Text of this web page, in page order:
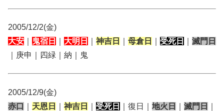
2005/12/2(金)
大安
鬼宿日 大明日 神吉日 母倉日 受死日
滅門日
｜庚申｜四緑｜納｜鬼
2005/12/9(金)
赤口
天恩日 神吉日 受死日 ｜復日｜ 地火日 滅門日